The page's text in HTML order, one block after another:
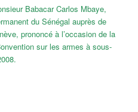
Babacar Carlos Mbaye,
du Sénégal auprès de
prononcé à l’occasion de la
sur les armes à sous-